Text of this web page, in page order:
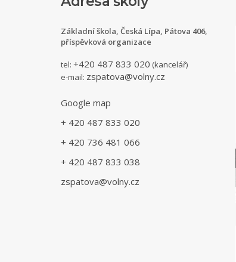
Základní škola, Česká Lípa, Pátova 406,
příspěvková organizace
tel: +420 487 833 020 (kancelář)
e-mail: zspatova@volny.cz
Google map
+ 420 487 833 020
+ 420 736 481 066
+ 420 487 833 038
zspatova@volny.cz